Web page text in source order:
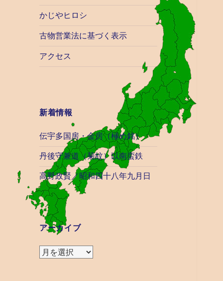
かじやヒロシ
古物営業法に基づく表示
アクセス
新着情報
伝宇多国房・金房（極め銘）
丹後守兼道（菊紋）以南蛮鉄
高野政賢／昭和四十八年九月日
アーカイブ
ア